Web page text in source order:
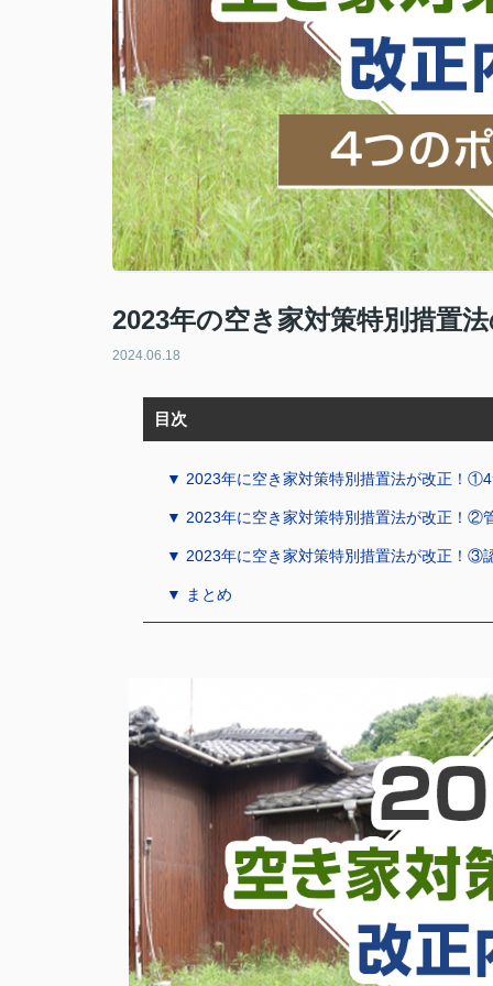
2023年の空き家対策特別措置
2024.06.18
目次
▼ 2023年に空き家対策特別措置法が改正！
▼ 2023年に空き家対策特別措置法が改正！②
▼ 2023年に空き家対策特別措置法が改正！③
▼ まとめ